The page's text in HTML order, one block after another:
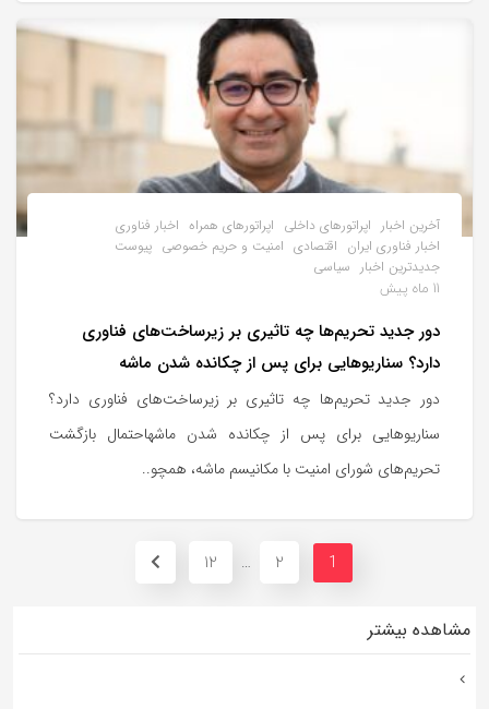
آخرین اخبار اپراتورهای داخلی اپراتورهای همراه اخبار فناوری
اخبار فناوری ایران اقتصادی امنیت و حریم خصوصی پیوست
جدیدترین اخبار سیاسی
11 ماه پیش
دور جدید تحریم‌ها چه تاثیری بر زیرساخت‌های فناوری
دارد؟ سناریوهایی برای پس از چکانده شدن ماشه
دور جدید تحریم‌ها چه تاثیری بر زیرساخت‌های فناوری دارد؟
سناریوهایی برای پس از چکانده شدن ماشهاحتمال بازگشت
تحریم‌های شورای امنیت با مکانیسم ماشه، همچو..
1
2
…
12
مشاهده بیشتر